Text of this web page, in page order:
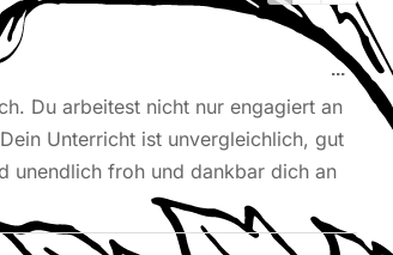
Du arbeitest nicht nur engagiert an
Unterricht ist unvergleichlich, gut
unendlich froh und dankbar dich an
...